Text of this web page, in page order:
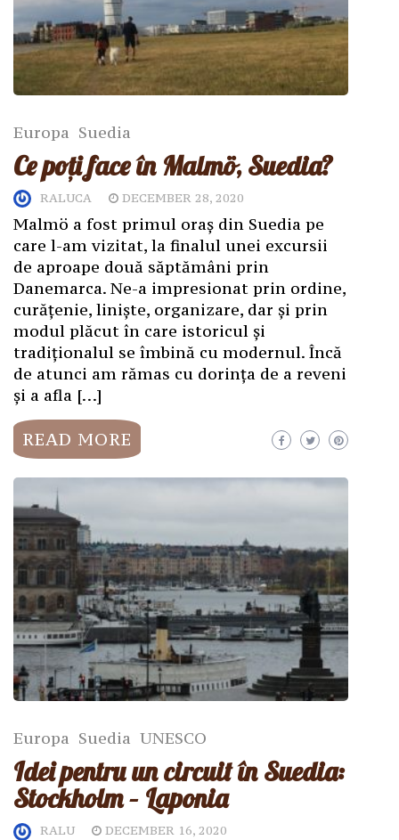
Europa Suedia
Ce poți face în Malmö, Suedia?
RALUCA DECEMBER 28, 2020
Malmö a fost primul oraș din Suedia pe
care l-am vizitat, la finalul unei excursii
de aproape două săptămâni prin
Danemarca. Ne-a impresionat prin ordine,
curățenie, liniște, organizare, dar și prin
modul plăcut în care istoricul și
tradiționalul se îmbină cu modernul. Încă
de atunci am rămas cu dorința de a reveni
și a afla […]
READ MORE
Europa Suedia UNESCO
Idei pentru un circuit în Suedia:
Stockholm – Laponia
RALU DECEMBER 16, 2020